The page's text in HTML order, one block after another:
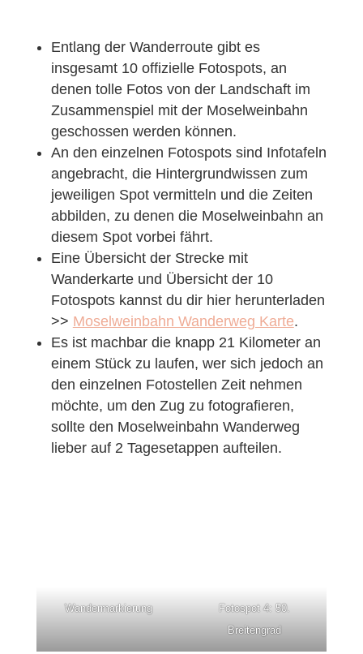
Entlang der Wanderroute gibt es
insgesamt 10 offizielle Fotospots, an
denen tolle Fotos von der Landschaft im
Zusammenspiel mit der Moselweinbahn
geschossen werden können.
An den einzelnen Fotospots sind Infotafeln
angebracht, die Hintergrundwissen zum
jeweiligen Spot vermitteln und die Zeiten
abbilden, zu denen die Moselweinbahn an
diesem Spot vorbei fährt.
Eine Übersicht der Strecke mit
Wanderkarte und Übersicht der 10
Fotospots kannst du dir hier herunterladen
>> Moselweinbahn Wanderweg Karte.
Es ist machbar die knapp 21 Kilometer an
einem Stück zu laufen, wer sich jedoch an
den einzelnen Fotostellen Zeit nehmen
möchte, um den Zug zu fotografieren,
sollte den Moselweinbahn Wanderweg
lieber auf 2 Tagesetappen aufteilen.
Wandermarkierung
Fotospot 4: 50.
Breitengrad